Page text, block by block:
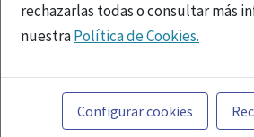
rechazarlas todas o consultar más
nuestraPolítica de Cookies.
Toda la información incluida en la
referida a productos del mercado
tanto, dirigida a profesionales
Configurar cookies